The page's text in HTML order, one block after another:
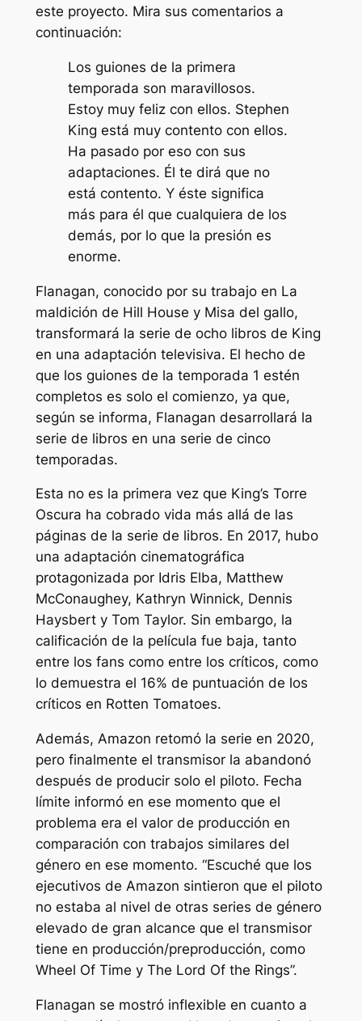
este proyecto. Mira sus comentarios a
continuación:
Los guiones de la primera
temporada son maravillosos.
Estoy muy feliz con ellos. Stephen
King está muy contento con ellos.
Ha pasado por eso con sus
adaptaciones. Él te dirá que no
está contento. Y éste significa
más para él que cualquiera de los
demás, por lo que la presión es
enorme.
Flanagan, conocido por su trabajo en La
maldición de Hill House y Misa del gallo,
transformará la serie de ocho libros de King
en una adaptación televisiva. El hecho de
que los guiones de la temporada 1 estén
completos es solo el comienzo, ya que,
según se informa, Flanagan desarrollará la
serie de libros en una serie de cinco
temporadas.
Esta no es la primera vez que King’s Torre
Oscura ha cobrado vida más allá de las
páginas de la serie de libros. En 2017, hubo
una adaptación cinematográfica
protagonizada por Idris Elba, Matthew
McConaughey, Kathryn Winnick, Dennis
Haysbert y Tom Taylor. Sin embargo, la
calificación de la película fue baja, tanto
entre los fans como entre los críticos, como
lo demuestra el 16% de puntuación de los
críticos en Rotten Tomatoes.
Además, Amazon retomó la serie en 2020,
pero finalmente el transmisor la abandonó
después de producir solo el piloto. Fecha
límite informó en ese momento que el
problema era el valor de producción en
comparación con trabajos similares del
género en ese momento. “Escuché que los
ejecutivos de Amazon sintieron que el piloto
no estaba al nivel de otras series de género
elevado de gran alcance que el transmisor
tiene en producción/preproducción, como
Wheel Of Time y The Lord Of the Rings”.
Flanagan se mostró inflexible en cuanto a